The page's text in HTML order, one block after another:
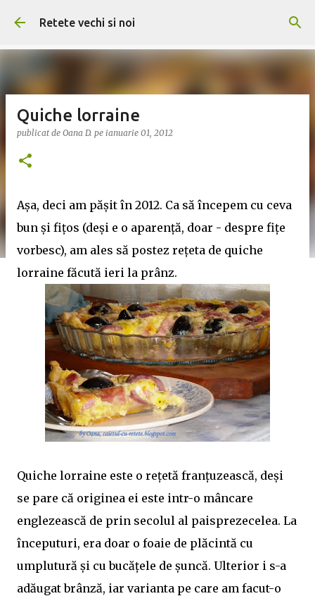
Treceți la conținutul principal
Retete vechi si noi
Quiche lorraine
publicat de Oana D. pe ianuarie 01, 2012
Aşa, deci am păşit în 2012. Ca să începem cu ceva
bun şi fiţos (deşi e o aparenţă, doar - despre fiţe
vorbesc), am ales să postez reţeta de quiche
lorraine făcută ieri la prânz.
Quiche lorraine este o reţetă franţuzească, deşi
se pare că originea ei este intr-o mâncare
englezească de prin secolul al paisprezecelea. La
începuturi, era doar o foaie de plăcintă cu
umplutură şi cu bucăţele de şuncă. Ulterior i s-a
adăugat brânză, iar varianta pe care am facut-o